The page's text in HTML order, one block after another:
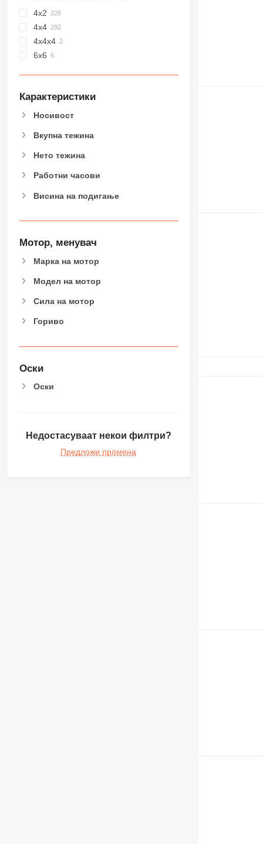
4x2
4x4
4x4x4
6x6
Карактеристики
Носивост
Вкупна тежина
Нето тежина
Работни часови
Висина на подигање
Мотор, менувач
Марка на мотор
Модел на мотор
Сила на мотор
Гориво
Оски
Оски
Недостасуваат некои филтри?
Предложи промена